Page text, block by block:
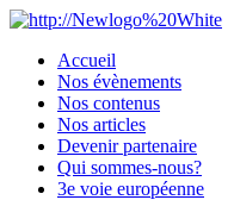
Accueil
Nos évènements
Nos contenus
Nos articles
Devenir partenaire
Qui sommes-nous?
3e voie européenne